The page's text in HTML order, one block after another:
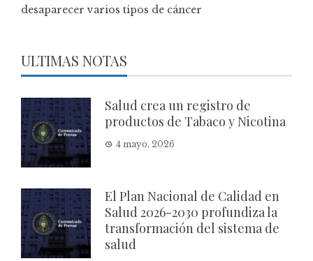
desaparecer varios tipos de cáncer
ULTIMAS NOTAS
Salud crea un registro de
productos de Tabaco y Nicotina
4 mayo, 2026
El Plan Nacional de Calidad en
Salud 2026-2030 profundiza la
transformación del sistema de
salud